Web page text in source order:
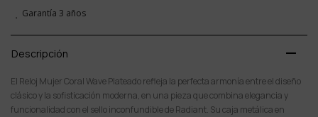
Garantía 3 años
remove
Descripción
El Reloj Mujer Coral Wave Plateado refleja la perfecta armonía entre el diseño
clásico y la sofisticación moderna, en una pieza que combina elegancia y
funcionalidad con el sello inconfundible de Radiant. Su caja metálica en